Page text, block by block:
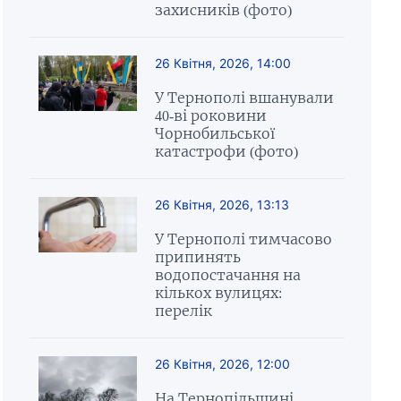
захисників (фото)
26 Квітня, 2026, 14:00
У Тернополі вшанували
40-ві роковини
Чорнобильської
катастрофи (фото)
26 Квітня, 2026, 13:13
У Тернополі тимчасово
припинять
водопостачання на
кількох вулицях:
перелік
26 Квітня, 2026, 12:00